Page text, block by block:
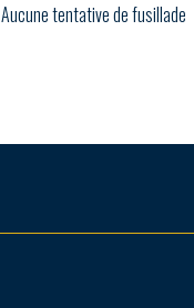
Aucune tentative de fusillade